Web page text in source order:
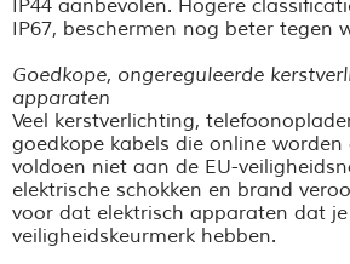
IP44 aanbevolen. Hogere
IP67, beschermen nog beter tegen
Goedkope, ongereguleerde
apparaten
Veel kerstverlichting,
goedkope kabels die online worden
voldoen niet aan de EU-
elektrische schokken en brand
voor dat elektrisch apparaten dat
veiligheidskeurmerk hebben.